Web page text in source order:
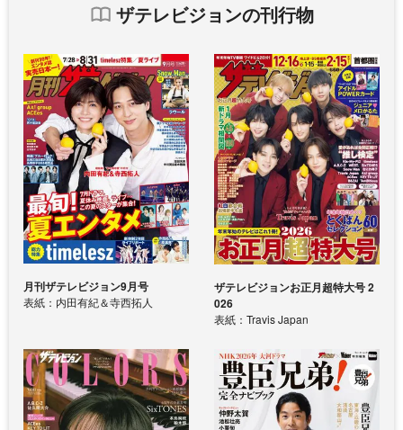
ザテレビジョンの刊行物
月刊ザテレビジョン9月号
表紙：内田有紀＆寺西拓人
ザテレビジョンお正月超特大号 2
026
表紙：Travis Japan